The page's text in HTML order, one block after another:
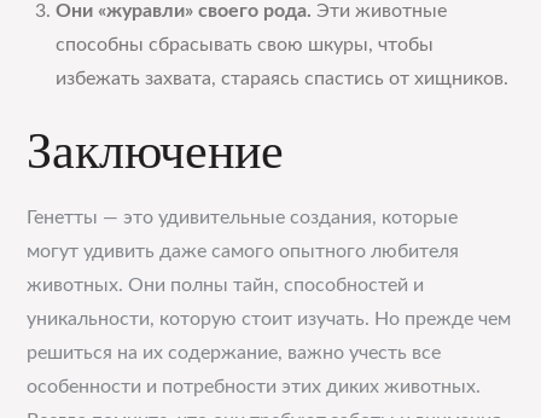
Они «журавли» своего рода. Эти животные
способны сбрасывать свою шкуры, чтобы
избежать захвата, стараясь спастись от хищников.
Заключение
Генетты — это удивительные создания, которые
могут удивить даже самого опытного любителя
животных. Они полны тайн, способностей и
уникальности, которую стоит изучать. Но прежде чем
решиться на их содержание, важно учесть все
особенности и потребности этих диких животных.